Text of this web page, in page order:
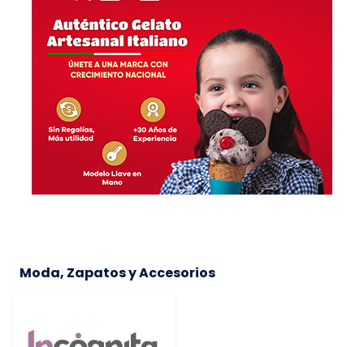
Moda, Zapatos y Accesorios